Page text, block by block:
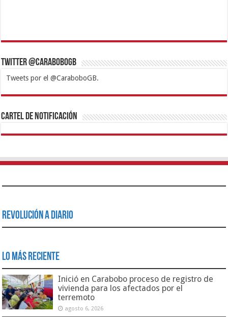
Twitter @CaraboboGB
Tweets por el @CaraboboGB.
1xbetBetturkeyBetistKralbetSupertotobetTipobetMatadorbetMariobet
https://mvbcasino.com/
Cartel de Notificación
Revolución a Diario
Lo Más Reciente
Inició en Carabobo proceso de registro de
vivienda para los afectados por el
terremoto
agosto 6, 2026